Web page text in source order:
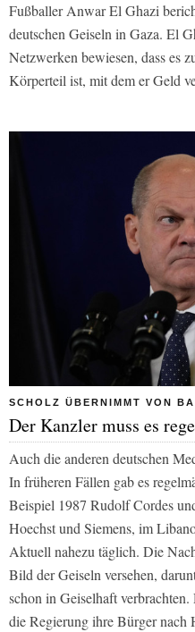
Fußballer Anwar El Ghazi
deutschen Geiseln in Gaza. El
Netzwerken bewiesen, dass es
Körperteil ist, mit dem er Geld
SCHOLZ ÜBERNIMMT VON
Der Kanzler muss es
Auch die anderen deutschen
In früheren Fällen gab es
Beispiel 1987 Rudolf Cordes
Hoechst und Siemens, im
Aktuell nahezu täglich. Die
Bild der Geiseln versehen,
schon in Geiselhaft
die Regierung ihre Bürger nach